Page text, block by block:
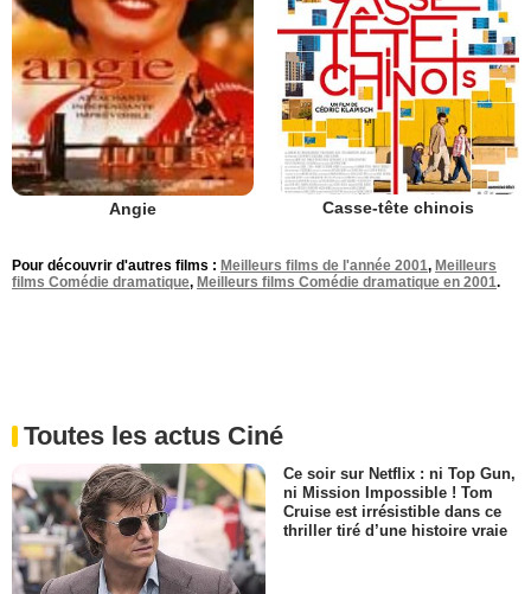
Angie Casse-tête chinois
Pour découvrir d'autres films : Meilleurs films de l'année 2001, Meilleurs
films Comédie dramatique, Meilleurs films Comédie dramatique en 2001.
Toutes les actus Ciné
Ce soir sur Netflix : ni Top Gun,
ni Mission Impossible ! Tom
Cruise est irrésistible dans ce
thriller tiré d’une histoire vraie